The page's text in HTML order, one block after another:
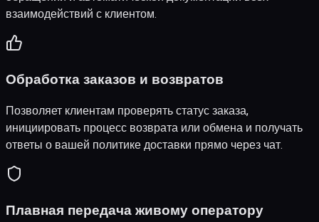
взаимодействий с клиентом.
Обработка заказов и возвратов
Позволяет клиентам проверять статус заказа,
инициировать процесс возврата или обмена и получать
ответы о вашей политике доставки прямо через чат.
Плавная передача живому оператору